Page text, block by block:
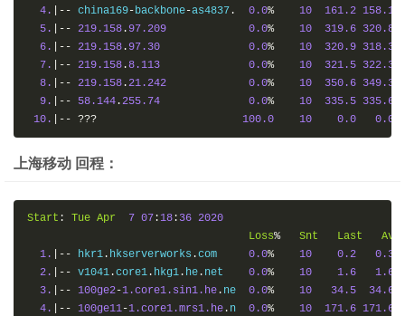
4.
|-- china169-backbone-as4837 . 0.0% 10 161.2 158.1
5.
|-- 219.158 .97.209 0.0% 10 319.6 320.8
6.
|-- 219.158 .97.30 0.0% 10 320.9 318.3
7.
|-- 219.158 .8.113 0.0% 10 321.5 322.3
8.
|-- 219.158 .21.242 0.0% 10 350.6 349.3
9.
|-- 58.144 .255.74 0.0% 10 335.5 335.6
10.
|-- ??? 100.0 10 0.0 0.0
上海移动 回程：
Start : Tue Apr 7 07 : 18 : 36 2020
Loss% Snt Last
Avg
1.
|-- hkr1 . hkserverworks .com 0.0% 10 0.2
0.3
2.
|-- v1041 .core1 . hkg1 . he . net 0.0% 10 1.6
1.6
3.
|-- 100ge2-1.core1.sin1.he . ne 0.0% 10 34.5
34.6
4.
|-- 100ge11-1.core1.mrs1.he . n 0.0% 10 171.6 171.6